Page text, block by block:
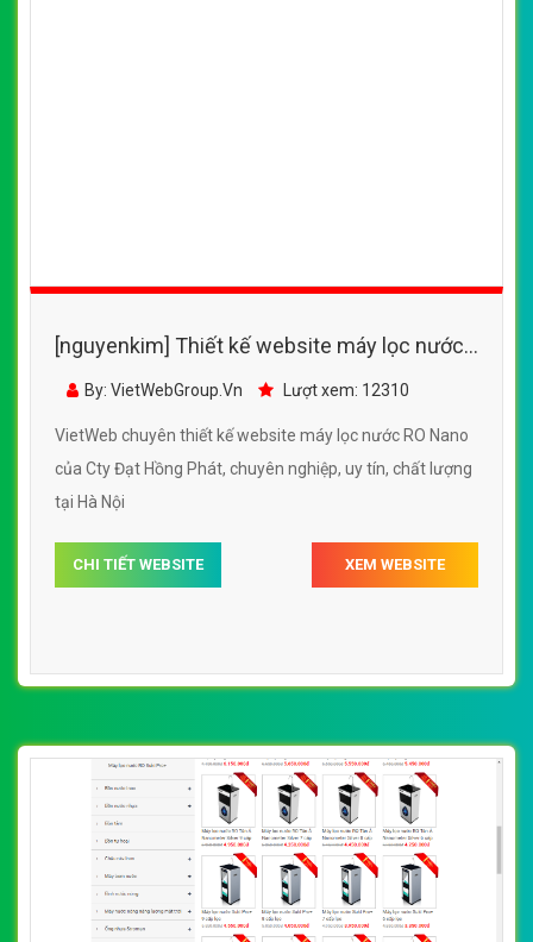
[nguyenkim] Thiết kế website máy lọc nước
RO Nano của Cty Đạt Hồng Phát
By: VietWebGroup.Vn Lượt xem: 12310
VietWeb chuyên thiết kế website máy lọc nước RO Nano
của Cty Đạt Hồng Phát, chuyên nghiệp, uy tín, chất lượng
tại Hà Nội
CHI TIẾT WEBSITE XEM WEBSITE